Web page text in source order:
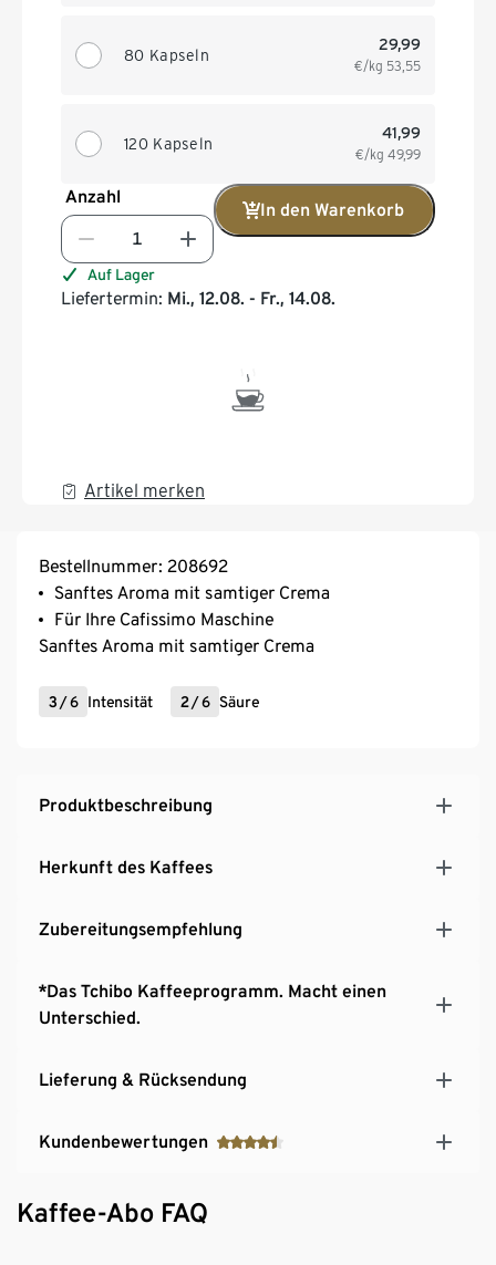
80 Kapseln
29,99
€/kg 53,55
120 Kapseln
41,99
€/kg 49,99
Anzahl
In den Warenkorb
Auf Lager
Liefertermin: Mi., 12.08. - Fr., 14.08.
Artikel merken
Bestellnummer: 208692
Sanftes Aroma mit samtiger Crema
Für Ihre Cafissimo Maschine
Sanftes Aroma mit samtiger Crema
3 /6 Intensität 2 /6 Säure
Produktbeschreibung
Herkunft des Kaffees
Zubereitungsempfehlung
*Das Tchibo Kaffeeprogramm. Macht einen
Unterschied.
Lieferung & Rücksendung
Kundenbewertungen
Kaffee-Abo FAQ